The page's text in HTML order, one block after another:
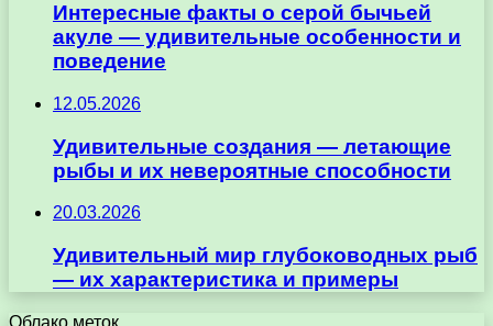
Интересные факты о серой бычьей
акуле — удивительные особенности и
поведение
12.05.2026
Удивительные создания — летающие
рыбы и их невероятные способности
20.03.2026
Удивительный мир глубоководных рыб
— их характеристика и примеры
Облако меток